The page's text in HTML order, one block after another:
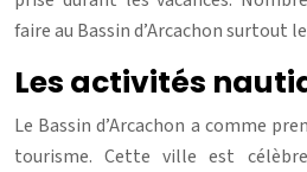
faire au Bassin d’Arcachon surtout
Les activités
Le Bassin d’Arcachon a comme
tourisme. Cette ville est